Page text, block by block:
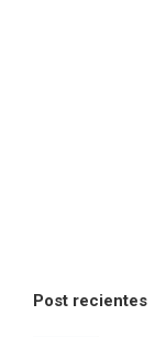
Post recientes